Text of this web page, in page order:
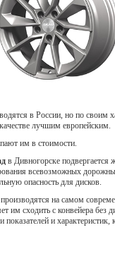
в России, но по своим
лучшим европейским.
им в стоимости.
в Дивногорске
всевозможных
опасность для дисков.
производятся на самом
им сходить с конвейера без
и